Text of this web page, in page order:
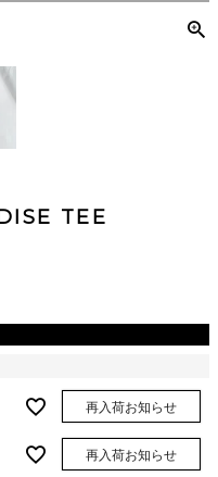
TEE
再入荷お知らせ
再入荷お知らせ